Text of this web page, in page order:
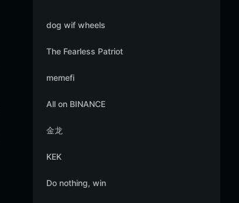
dog wif wheels
The Fearless Patriot
memefi
All on BINANCE
金龙
KEK
Do nothing, win